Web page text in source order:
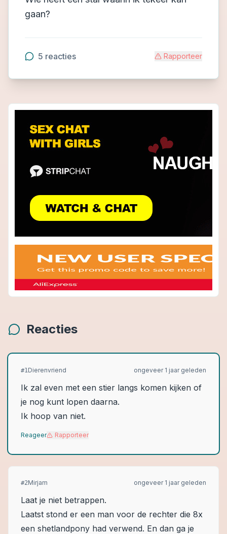
gaan?
5 reacties Rapporteer
Reacties
#1Dierenvriend ongeveer 1 jaar geleden
Ik zal even met een stier langs komen kijken of
je nog kunt lopen daarna.
Ik hoop van niet.
Reageer Rapporteer
#2Mirjam ongeveer 1 jaar geleden
Laat je niet betrappen.
Laatst stond er een man voor de rechter die 8x
een shetlandpony had verwend. En dan ga je